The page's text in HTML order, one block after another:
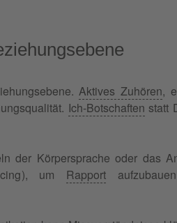
Aktives Zuhören,
Ich-Botschaften statt
der Körpersprache oder das
um Rapport